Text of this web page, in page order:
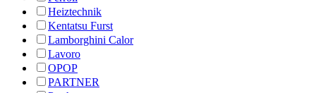
Heiztechnik
Kentatsu Furst
Lamborghini Calor
Lavoro
OPOP
PARTNER